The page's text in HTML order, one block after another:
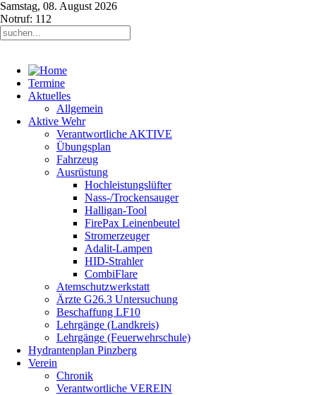
Samstag, 08. August 2026
Notruf: 112
Termine
Aktuelles
Allgemein
Aktive Wehr
Verantwortliche AKTIVE
Übungsplan
Fahrzeug
Ausrüstung
Hochleistungslüfter
Nass-/Trockensauger
Halligan-Tool
FirePax Leinenbeutel
Stromerzeuger
Adalit-Lampen
HID-Strahler
CombiFlare
Atemschutzwerkstatt
Ärzte G26.3 Untersuchung
Beschaffung LF10
Lehrgänge (Landkreis)
Lehrgänge (Feuerwehrschule)
Hydrantenplan Pinzberg
Verein
Chronik
Verantwortliche VEREIN